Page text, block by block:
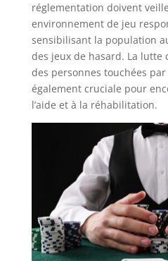
réglementation doivent
environnement de jeu
sensibilisant la population
des jeux de hasard. La lutte
des personnes touchées par
également cruciale pour
l’aide et à la réhabilitation.